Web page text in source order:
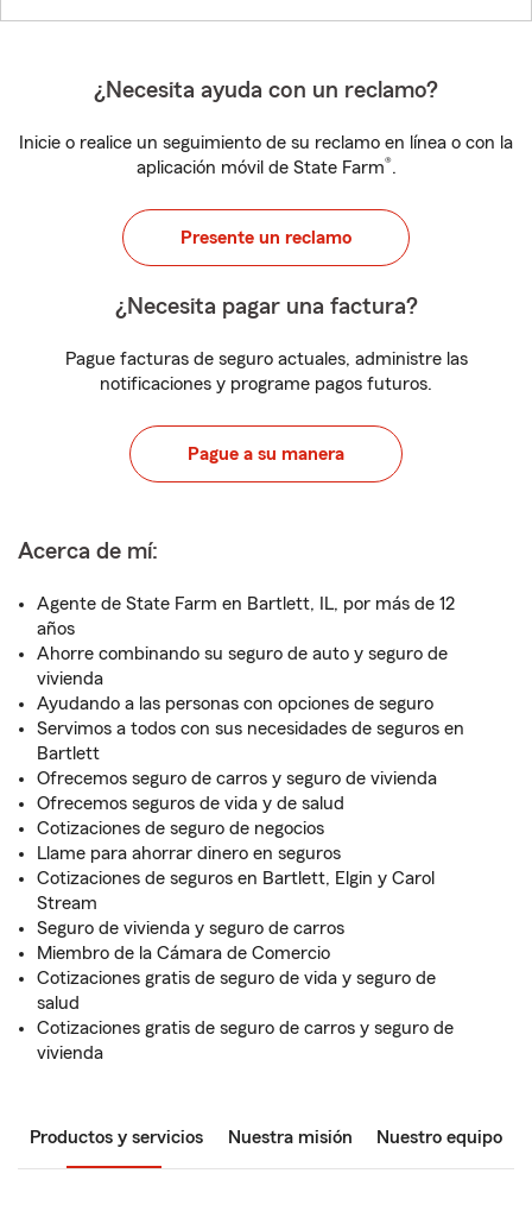
¿Necesita ayuda con un reclamo?
Inicie o realice un seguimiento de su reclamo en línea o con la
aplicación móvil de State Farm®.
Presente un reclamo
¿Necesita pagar una factura?
Pague facturas de seguro actuales, administre las
notificaciones y programe pagos futuros.
Pague a su manera
Acerca de mí:
Agente de State Farm en Bartlett, IL, por más de 12
años
Ahorre combinando su seguro de auto y seguro de
vivienda
Ayudando a las personas con opciones de seguro
Servimos a todos con sus necesidades de seguros en
Bartlett
Ofrecemos seguro de carros y seguro de vivienda
Ofrecemos seguros de vida y de salud
Cotizaciones de seguro de negocios
Llame para ahorrar dinero en seguros
Cotizaciones de seguros en Bartlett, Elgin y Carol
Stream
Seguro de vivienda y seguro de carros
Miembro de la Cámara de Comercio
Cotizaciones gratis de seguro de vida y seguro de
salud
Cotizaciones gratis de seguro de carros y seguro de
vivienda
Productos y servicios Nuestra misión Nuestro equipo